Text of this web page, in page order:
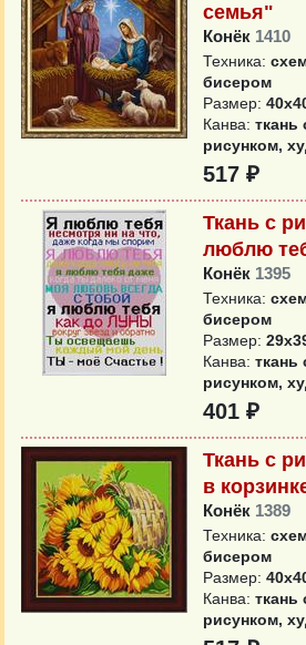
семья"
Конёк 1410
Техника:
бисером
Размер:
Канва: ткань
рисунком,
517 ₽
Ткань с
люблю
Конёк 1395
Техника:
бисером
Размер:
Канва: ткань
рисунком,
401 ₽
Ткань с
в
Конёк 1389
Техника:
бисером
Размер:
Канва: ткань
рисунком,